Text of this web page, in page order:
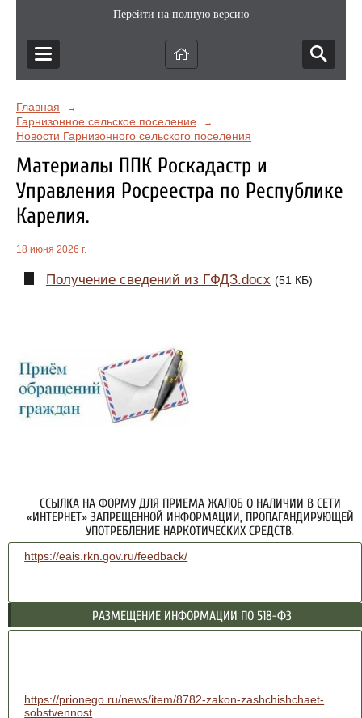
Перейти на полную версию
Главная →
Гарнизонное сельское поселение →
Новости Гарнизонного сельского поселения
Материалы ППК Роскадастр и
Управления Росреестра по Республике
Карелия.
18 июня 2026 г.
Получение сведений из ГФДЗ.docx (51 КБ)
ССЫЛКА НА ФОРМУ ДЛЯ ПРИЕМА ЖАЛОБ О НАЛИЧИИ В СЕТИ
«ИНТЕРНЕТ» ЗАПРЕЩЕННОЙ ИНФОРМАЦИИ, ПРОПАГАНДИРУЮЩЕЙ
УПОТРЕБЛЕНИЕ НАРКОТИЧЕСКИХ СРЕДСТВ.
https://eais.rkn.gov.ru/feedback/
РАЗМЕЩЕНИЕ ИНФОРМАЦИИ ПО 518-ФЗ
https://prionego.ru/news/item/8782-zakon-zashchishchaet-
sobstvennost